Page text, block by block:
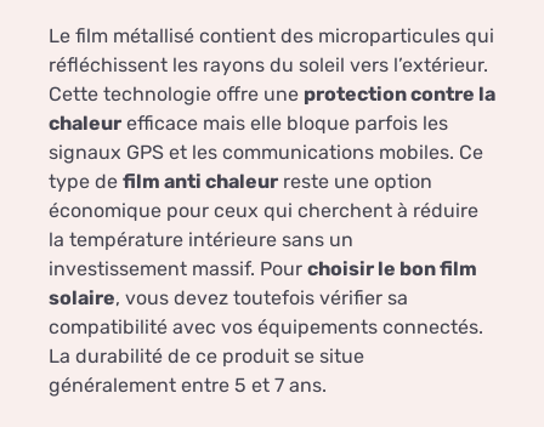
Le film métallisé contient des microparticules qui
réfléchissent les rayons du soleil vers l’extérieur.
Cette technologie offre une protection contre la
chaleur efficace mais elle bloque parfois les
signaux GPS et les communications mobiles. Ce
type de film anti chaleur reste une option
économique pour ceux qui cherchent à réduire
la température intérieure sans un
investissement massif. Pour choisir le bon film
solaire, vous devez toutefois vérifier sa
compatibilité avec vos équipements connectés.
La durabilité de ce produit se situe
généralement entre 5 et 7 ans.